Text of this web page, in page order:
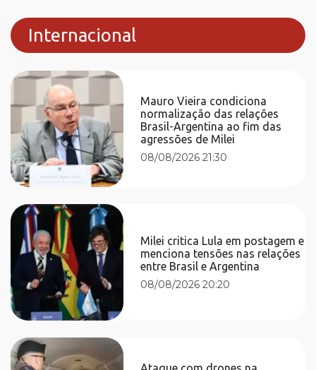
Internacional
Mauro Vieira condiciona
normalização das relações
Brasil-Argentina ao fim das
agressões de Milei
08/08/2026 21:30
Milei critica Lula em postagem e
menciona tensões nas relações
entre Brasil e Argentina
08/08/2026 20:20